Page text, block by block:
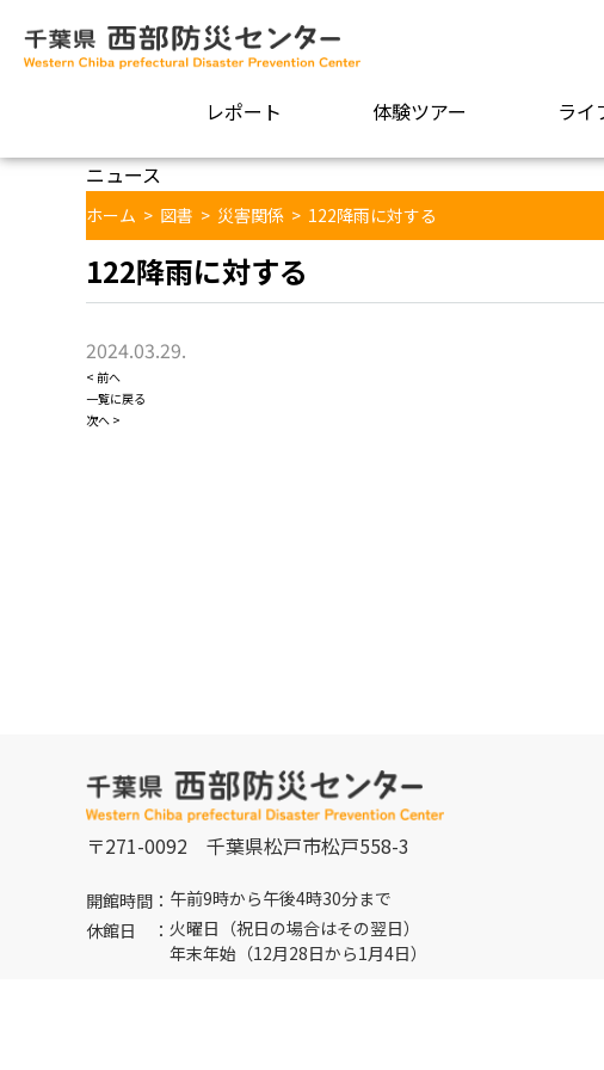
レポート 体験ツアー ライ
ニュース
ホーム > 図書 > 災害関係 > 122降雨に対する
122降雨に対する
2024.03.29.
< 前へ
一覧に戻る
次へ >
〒271-0092 千葉県松戸市松戸558-3
開館時間： 午前9時から午後4時30分まで
休館日 ： 火曜日（祝日の場合はその翌日）
年末年始（12月28日から1月4日）